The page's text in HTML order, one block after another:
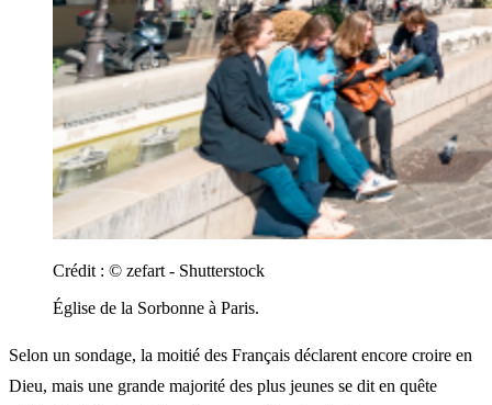
Crédit : © zefart - Shutterstock
Église de la Sorbonne à Paris.
Selon un sondage, la moitié des Français déclarent encore croire en
Dieu, mais une grande majorité des plus jeunes se dit en quête